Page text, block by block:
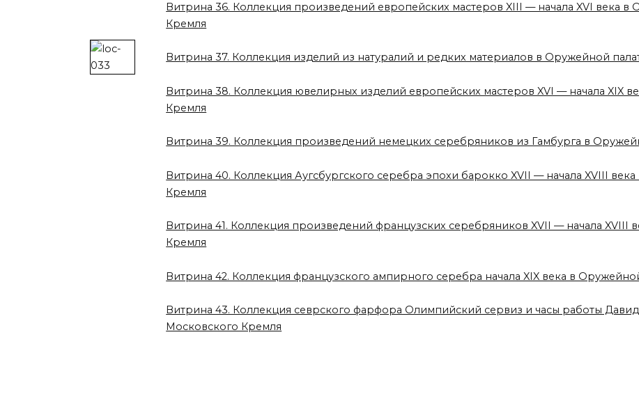
Витрина 36. Коллекция произведений европейских мастеров XIII — начала XVI века
Кремля
Витрина 37. Коллекция изделий из натуралий и редких материалов в Оружейной
Витрина 38. Коллекция ювелирных изделий европейских мастеров XVI — начала XIX
Кремля
Витрина 39. Коллекция произведений немецких серебряников из Гамбурга в
Витрина 40. Коллекция Аугсбургского серебра эпохи барокко XVII — начала XVIII
Кремля
Витрина 41. Коллекция произведений французских серебряников XVII — начала XVIII
Кремля
Витрина 42. Коллекция французского ампирного серебра начала XIX века в
Витрина 43. Коллекция севрского фарфора Олимпийский сервиз и часы работы
Московского Кремля